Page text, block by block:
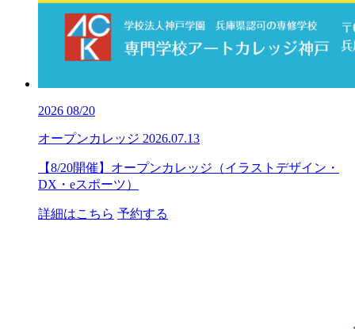
2026 08/20
オープンカレッジ 2026.07.13
【8/20開催】オープンカレッジ（イラストデザイン・
DX・eスポーツ）
詳細はこちら 予約する